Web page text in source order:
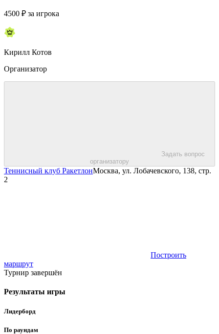
4500 ₽ за игрока
Кирилл Котов
Организатор
Задать вопрос
организатору
Теннисный клуб РакетлонМосква, ул. Лобачевского, 138, стр.
2
Построить
маршрут
Турнир завершён
Результаты игры
Лидерборд
По раундам